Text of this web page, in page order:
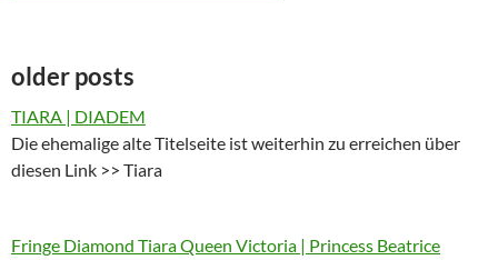
older posts
TIARA | DIADEM
Die ehemalige alte Titelseite ist weiterhin zu erreichen über
diesen Link >> Tiara
Fringe Diamond Tiara Queen Victoria | Princess Beatrice